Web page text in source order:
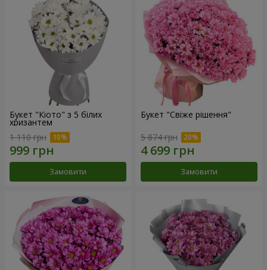
Букет "Кіото" з 5 білих
хризантем
1 110 грн
Замовити
Букет "Свіже рішення"
5 874 грн
Замовити